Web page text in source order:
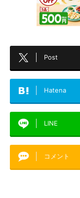
Post
Hatena
LINE
コメント